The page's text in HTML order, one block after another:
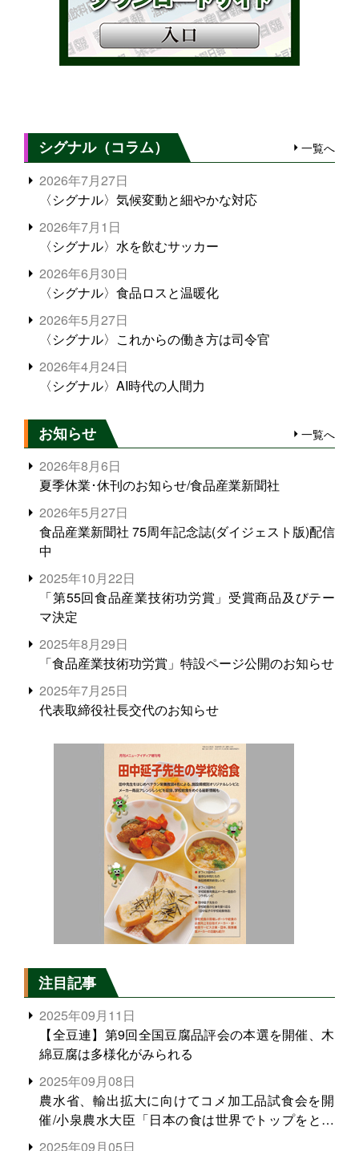
シグナル（コラム） 一覧へ
2026年7月27日
〈シグナル〉気候変動と細やかな対応
2026年7月1日
〈シグナル〉水を飲むサッカー
2026年6月30日
〈シグナル〉食品ロスと温暖化
2026年5月27日
〈シグナル〉これからの働き方は司令官
2026年4月24日
〈シグナル〉AI時代の人間力
お知らせ 一覧へ
2026年8月6日
夏季休業･休刊のお知らせ/食品産業新聞社
2026年5月27日
食品産業新聞社 75周年記念誌(ダイジェスト版)配信
中
2025年10月22日
「第55回食品産業技術功労賞」受賞商品及びテー
マ決定
2025年8月29日
「食品産業技術功労賞」特設ページ公開のお知らせ
2025年7月25日
代表取締役社長交代のお知らせ
注目記事
2025年09月11日
【全豆連】第9回全国豆腐品評会の本選を開催、木
綿豆腐は多様化がみられる
2025年09月08日
農水省、輸出拡大に向けてコメ加工品試食会を開
催/小泉農水大臣「日本の食は世界でトップをとれ
る。米増産に向けて、米輸出需要の拡大を」
2025年09月05日